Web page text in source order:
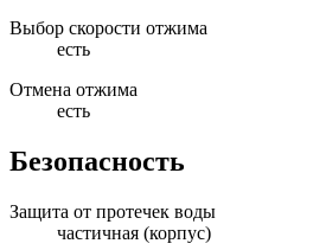
Выбор скорости отжима
есть
Отмена отжима
есть
Безопасность
Защита от протечек воды
частичная (корпус)